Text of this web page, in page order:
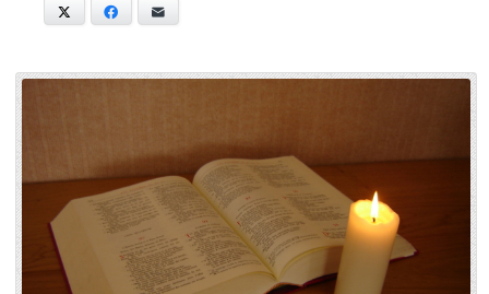
Facebook